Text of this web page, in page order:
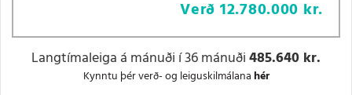
Verð 12.780.000 kr.
Langtímaleiga á mánuði í 36 mánuði485.640 kr.
Kynntu þér verð- og leiguskilmálanahér